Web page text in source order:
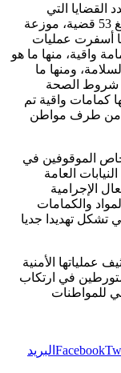
القضايا التي
عالجتها مصالح الأمن الوطني في هذا الصدد بلغ 53 قضية، موزعة
أسفرت عمليات
والحجز المنجزة عن حجز 213.511 كمامة واقية، منها ما هو
ومنها ما
شروط الصحة
كمامات واقية تم
من طرف مواطن
الموقوفين في
العامة
الإجرامية
والكمامات
تشكل تهديدا جديا
عملياتها الأمنية
في ارتكاب
للمواطنات
Facebook البريد